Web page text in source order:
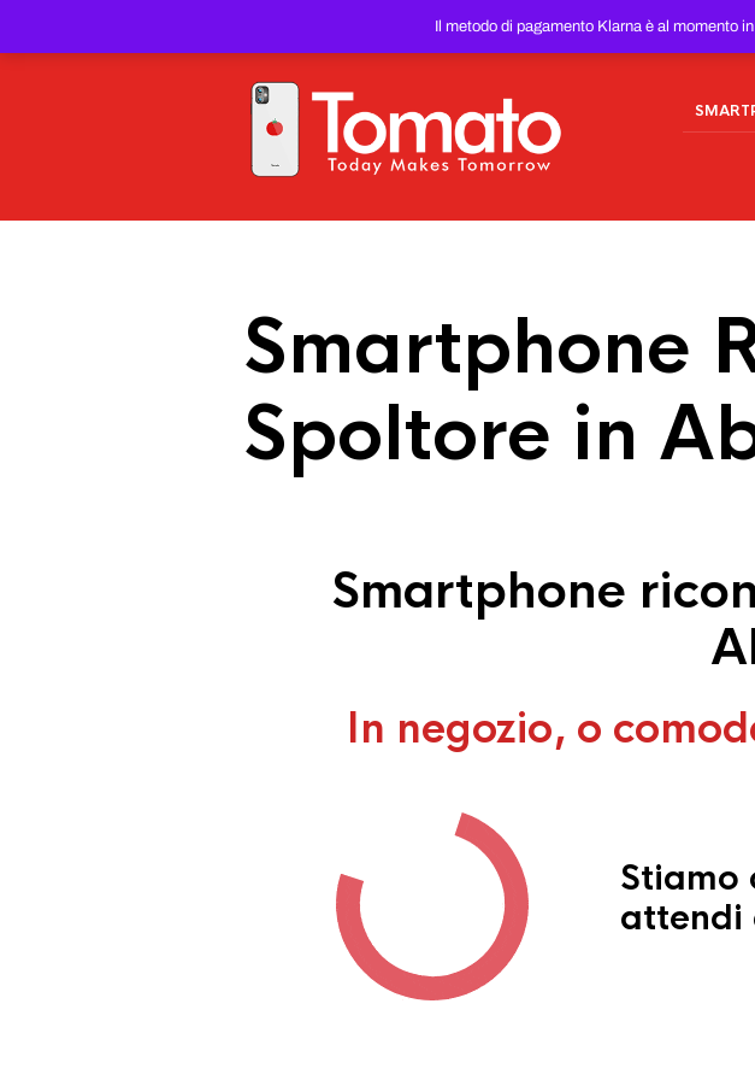
Il metodo di pagamento Klarna è al momento
PREZZO DEL WEB!
Smartphone
Spoltore in
Smartphone
In negozio, o
Stiamo
attendi